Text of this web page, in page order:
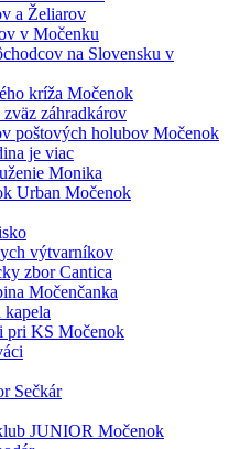
a Želiarov
v Močenku
na Slovensku v
kríža Močenok
záhradkárov
poštových holubov Močenok
je viac
Monika
Urban Močenok
výtvarníkov
zbor Cantica
Močenčanka
pri KS Močenok
Sečkár
JUNIOR Močenok